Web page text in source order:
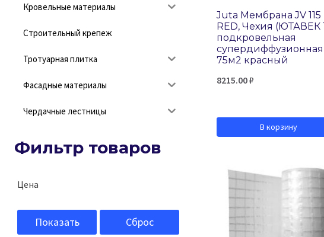
Juta Мембрана JV 115
RED, Чехия (ЮТАВЕК
подкровельная
супердиффузионная
75м2 красный
8215.00₽
В корзину
Кровельные материалы
Строительный крепеж
Тротуарная плитка
Фасадные материалы
Чердачные лестницы
Фильтр товаров
Цена
Показать Сброс